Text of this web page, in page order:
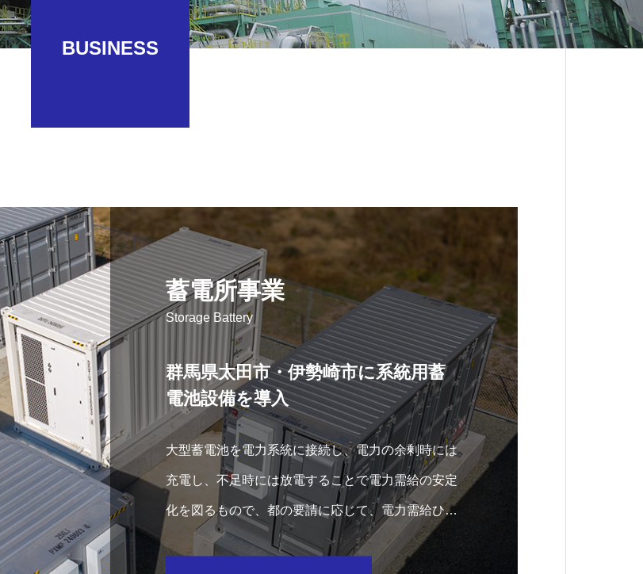
BUSINESS
蓄電所事業
Storage Battery
群馬県太田市・伊勢崎市に系統用蓄
電池設備を導入
大型蓄電池を電力系統に接続し、電力の余剰時には
充電し、不足時には放電することで電力需給の安定
化を図るもので、都の要請に応じて、電力需給ひっ
迫時における東京電力管内の電力供給に努めます。